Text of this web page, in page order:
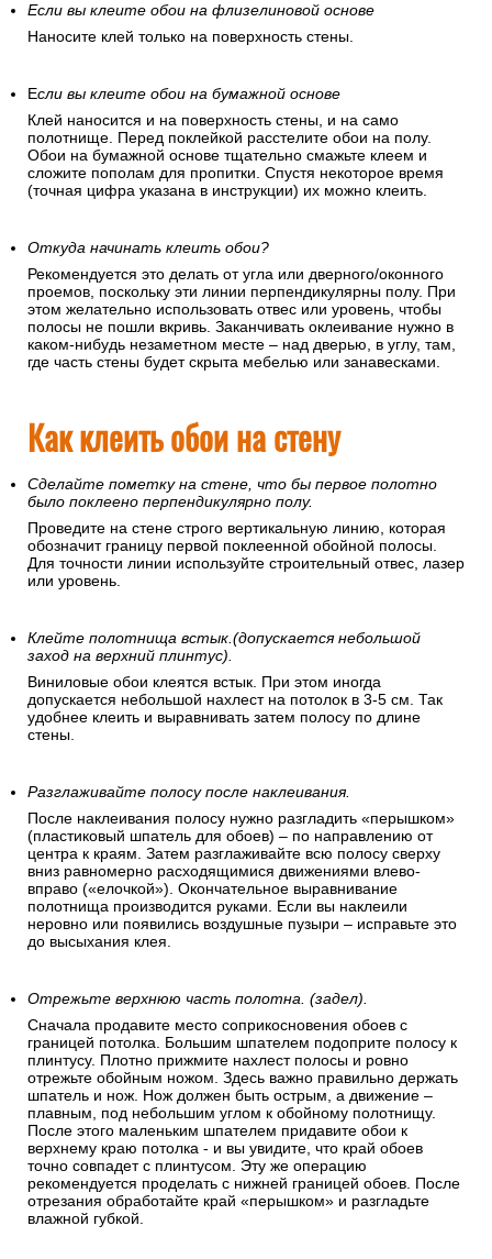
Если вы клеите обои на флизелиновой основе
Наносите клей только на поверхность стены.
Если вы клеите обои на бумажной основе
Клей наносится и на поверхность стены, и на само
полотнище. Перед поклейкой расстелите обои на полу.
Обои на бумажной основе тщательно смажьте клеем и
сложите пополам для пропитки. Спустя некоторое время
(точная цифра указана в инструкции) их можно клеить.
Откуда начинать клеить обои?
Рекомендуется это делать от угла или дверного/оконного
проемов, поскольку эти линии перпендикулярны полу. При
этом желательно использовать отвес или уровень, чтобы
полосы не пошли вкривь. Заканчивать оклеивание нужно в
каком-нибудь незаметном месте – над дверью, в углу, там,
где часть стены будет скрыта мебелью или занавесками.
Как клеить обои на стену
Сделайте пометку на стене, что бы первое полотно
было поклеено перпендикулярно полу.
Проведите на стене строго вертикальную линию, которая
обозначит границу первой поклеенной обойной полосы.
Для точности линии используйте строительный отвес, лазер
или уровень.
Клейте полотнища встык.(допускается небольшой
заход на верхний плинтус).
Виниловые обои клеятся встык. При этом иногда
допускается небольшой нахлест на потолок в 3-5 см. Так
удобнее клеить и выравнивать затем полосу по длине
стены.
Разглаживайте полосу после наклеивания.
После наклеивания полосу нужно разгладить «перышком»
(пластиковый шпатель для обоев) – по направлению от
центра к краям. Затем разглаживайте всю полосу сверху
вниз равномерно расходящимися движениями влево-
вправо («елочкой»). Окончательное выравнивание
полотнища производится руками. Если вы наклеили
неровно или появились воздушные пузыри – исправьте это
до высыхания клея.
Отрежьте верхнюю часть полотна. (задел).
Сначала продавите место соприкосновения обоев с
границей потолка. Большим шпателем подоприте полосу к
плинтусу. Плотно прижмите нахлест полосы и ровно
отрежьте обойным ножом. Здесь важно правильно держать
шпатель и нож. Нож должен быть острым, а движение –
плавным, под небольшим углом к обойному полотнищу.
После этого маленьким шпателем придавите обои к
верхнему краю потолка - и вы увидите, что край обоев
точно совпадет с плинтусом. Эту же операцию
рекомендуется проделать с нижней границей обоев. После
отрезания обработайте край «перышком» и разгладьте
влажной губкой.